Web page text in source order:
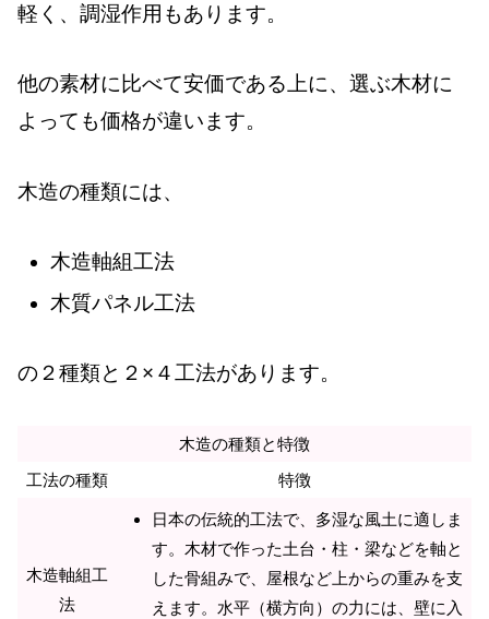
軽く、調湿作用もあります。
他の素材に比べて安価である上に、選ぶ木材に
よっても価格が違います。
木造の種類には、
木造軸組工法
木質パネル工法
の２種類と２×４工法があります。
木造の種類と特徴
工法の種類
特徴
木造軸組工
法
日本の伝統的工法で、多湿な風土に適しま
す。木材で作った土台・柱・梁などを軸と
した骨組みで、屋根など上からの重みを支
えます。水平（横方向）の力には、壁に入